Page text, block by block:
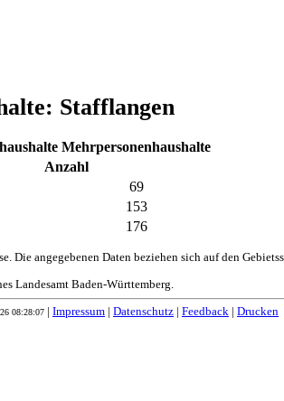
Stafflangen
Mehrpersonenhaushalte
Anzahl
69
153
176
Die angegebenen Daten beziehen sich auf den
Landesamt Baden-Württemberg.
08:28:07 Impressum Datenschutz Feedback Drucken